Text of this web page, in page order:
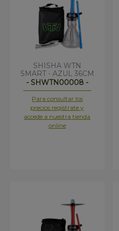
SHISHA WTN
SMART - AZUL 36CM
- SHWTN00008 -
Para consultar los
precios regístrate y
accede a nuestra tienda
online